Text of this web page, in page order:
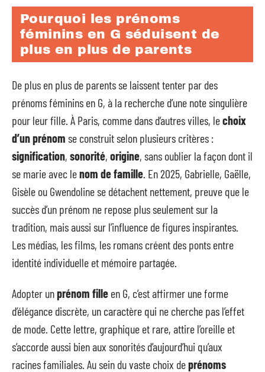
Pourquoi les prénoms
féminins en G séduisent de
plus en plus de parents
De plus en plus de parents se laissent tenter par des
prénoms féminins en G, à la recherche d’une note singulière
pour leur fille. À Paris, comme dans d’autres villes, lechoix
d’un prénom se construit selon plusieurs critères :
signification, sonorité, origine, sans oublier la façon dont il
se marie avec lenom de famille . En 2025, Gabrielle, Gaëlle,
Gisèle ou Gwendoline se détachent nettement, preuve que le
succès d’un prénom ne repose plus seulement sur la
tradition, mais aussi sur l’influence de figures inspirantes.
Les médias, les films, les romans créent des ponts entre
identité individuelle et mémoire partagée.
Adopter unprénom fille en G, c’est affirmer une forme
d’élégance discrète, un caractère qui ne cherche pas l’effet
de mode. Cette lettre, graphique et rare, attire l’oreille et
s’accorde aussi bien aux sonorités d’aujourd’hui qu’aux
racines familiales. Au sein du vaste choix deprénoms